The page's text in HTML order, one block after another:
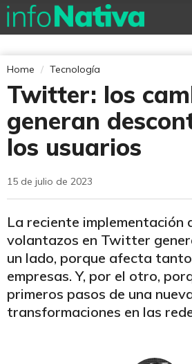
Home Tecnología
Twitter: los
generan
los usuarios
15 de julio de 2023
La reciente implementación
volantazos en Twitter
un lado, porque afecta
empresas. Y, por el otro,
primeros pasos de una
transformaciones en las